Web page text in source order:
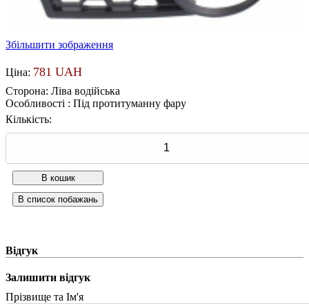
Збільшити зображення
Ціна: 781 UAH
Сторона: Ліва водійська
Особливості : Під протитуманну фару
Кількість:
Відгук
Залишити відгук
Прізвище та Ім'я